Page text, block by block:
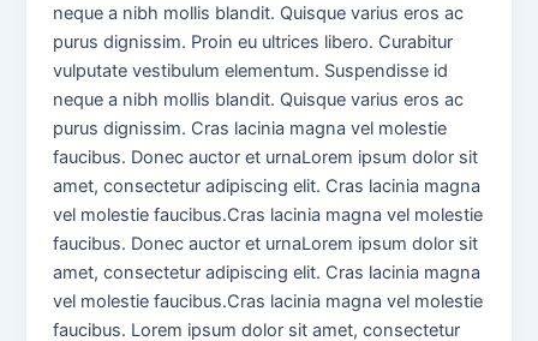
neque a nibh mollis blandit. Quisque varius eros ac
purus dignissim. Proin eu ultrices libero. Curabitur
vulputate vestibulum elementum. Suspendisse id
neque a nibh mollis blandit. Quisque varius eros ac
purus dignissim. Cras lacinia magna vel molestie
faucibus. Donec auctor et urnaLorem ipsum dolor sit
amet, consectetur adipiscing elit. Cras lacinia magna
vel molestie faucibus.Cras lacinia magna vel molestie
faucibus. Donec auctor et urnaLorem ipsum dolor sit
amet, consectetur adipiscing elit. Cras lacinia magna
vel molestie faucibus.Cras lacinia magna vel molestie
faucibus. Lorem ipsum dolor sit amet, consectetur